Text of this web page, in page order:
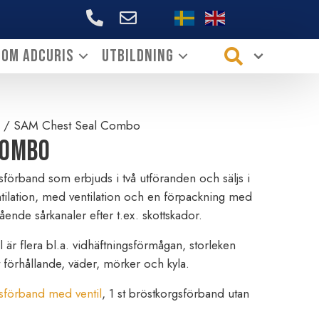
+46706144339
Om ADCURIS Utbildning
/ SAM Chest Seal Combo
som erbjuds i två utföranden och säljs i
med ventilation och en förpackning med
sårkanaler efter t.ex. skottskador.
flera bl.a. vidhäftningsförmågan, storleken
väder, mörker och kyla.
med ventil, 1 st bröstkorgsförband utan